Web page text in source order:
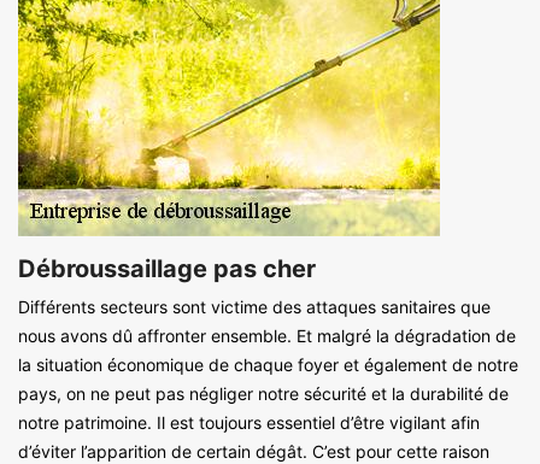
Débroussaillage pas cher
Différents secteurs sont victime des attaques sanitaires que
nous avons dû affronter ensemble. Et malgré la dégradation de
la situation économique de chaque foyer et également de notre
pays, on ne peut pas négliger notre sécurité et la durabilité de
notre patrimoine. Il est toujours essentiel d’être vigilant afin
d’éviter l’apparition de certain dégât. C’est pour cette raison